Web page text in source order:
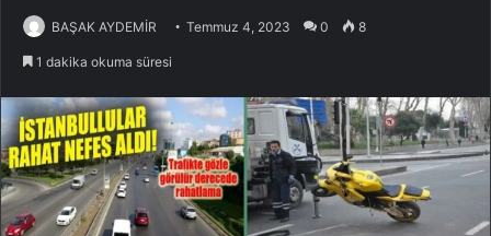
BAŞAK AYDEMİR Temmuz 4, 2023 0 8
1 dakika okuma süresi